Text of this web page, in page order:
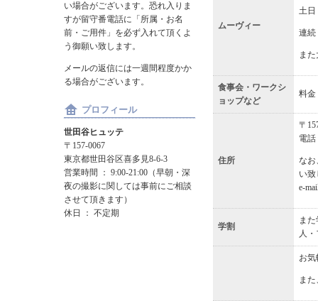
い場合がございます。恐れ入りま
すが留守番電話に「所属・お名
前・ご用件」を必ず入れて頂くよ
う御願い致します。
メールの返信には一週間程度かか
る場合がございます。
プロフィール
世田谷ヒュッテ
〒157-0067
東京都世田谷区喜多見8-6-3
営業時間 ： 9:00-21:00（早朝・深
夜の撮影に関しては事前にご相談
させて頂きます）
休日 ： 不定期
ムーヴィー
土日
連続
ま
食事会・ワークシ
ョップなど
料
住所
〒
電話
なお
い
e-
学割
ま
人
お
ま